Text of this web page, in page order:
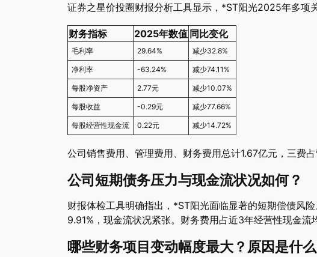
证券之星价投圈财报分析工具显示，*ST阳光2025年多项
财务指标 2025年数值 同比变化
毛利率 29.64% 减少32.8%
净利率 -63.24% 减少74.11%
每股净资产 2.77元 减少10.07%
每股收益 -0.29元 减少77.66%
每股经营性现金流 0.22元 减少14.72%
公司销售费用、管理费用、财务费用总计1.67亿元，三费
公司短期债务压力与现金流状况如何？
财报体检工具明确指出，*ST阳光面临显著的短期偿债风
9.91%，现金流状况紧张。财务费用占近3年经营性现金流
哪些财务项目变动幅度最大？原因是什